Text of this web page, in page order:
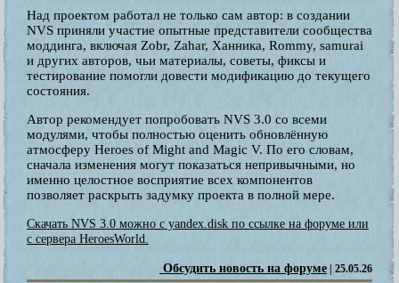
Над проектом работал не только сам автор: в создании
NVS приняли участие опытные представители сообщества
моддинга, включая Zobr, Zahar, Ханника, Rommy, samurai
и других авторов, чьи материалы, советы, фиксы и
тестирование помогли довести модификацию до текущего
состояния.
Автор рекомендует попробовать NVS 3.0 со всеми
модулями, чтобы полностью оценить обновлённую
атмосферу Heroes of Might and Magic V. По его словам,
сначала изменения могут показаться непривычными, но
именно целостное восприятие всех компонентов
позволяет раскрыть задумку проекта в полной мере.
Скачать NVS 3.0 можно с yandex.disk по ссылке на форуме или
с сервера HeroesWorld.
Обсудить новость на форуме | 25.05.26